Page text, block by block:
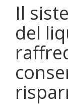
Il
del